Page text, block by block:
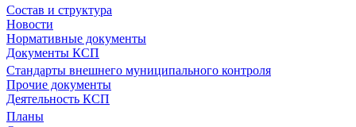
Состав и структура
Новости
Нормативные документы
Документы КСП
Стандарты внешнего муниципального контроля
Прочие документы
Деятельность КСП
Планы